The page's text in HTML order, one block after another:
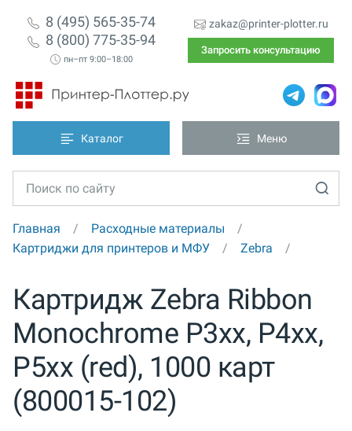
8 (495) 565-35-74
8 (800) 775-35-94
пн–пт 9:00–18:00
zakaz@printer-plotter.ru
Запросить консультацию
Каталог Меню
Главная
Расходные материалы
Картриджи для принтеров и МФУ
Zebra
Картридж Zebra Ribbon
Monochrome P3xx, P4xx,
P5xx (red), 1000 карт
(800015-102)